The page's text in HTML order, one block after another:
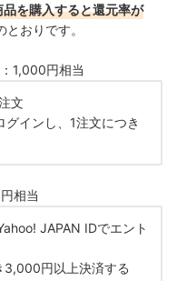
を購入すると還元率が
おりです。
1,000円相当
文
インし、1注文につき
相当
JAPAN IDでエント
3,000円以上決済する